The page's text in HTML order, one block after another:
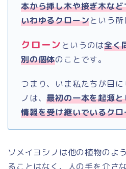
本から挿し木や接ぎ木な
いわゆるクローンという所
クローン というのは全く
別の個体のことです。
つまり、いま私たちが目
ノは、最初の一本を起源
情報を受け継いでいるクロ
ソメイヨシノは他の植物のよ
ることはなく、人の手を介さ